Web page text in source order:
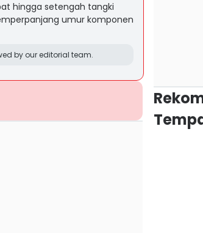
hingga setengah tangki
umur komponen
by our editorial team.